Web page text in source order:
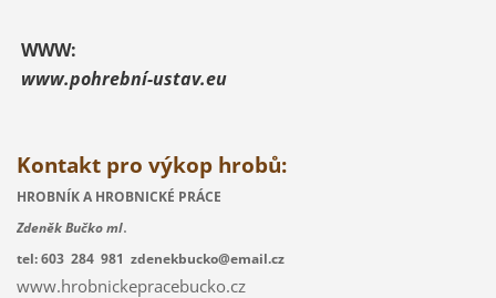
WWW:
www.pohrební-ustav.eu
Kontakt pro výkop hrobů:
HROBNÍK A HROBNICKÉ PRÁCE
Zdeněk Bučko ml.
tel: 603 284 981 zdenekbucko@email.cz
www.hrobnickepracebucko.cz